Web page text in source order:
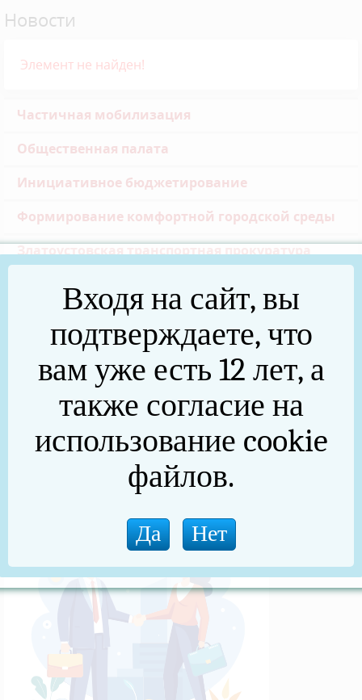
Новости
Элемент не найден!
Частичная мобилизация
Общественная палата
Инициативное бюджетирование
Формирование комфортной городской среды
Златоустовская транспортная прокуратура
Реальные дела (архив)
Национальные проекты
75 лет Победы в Великой Отечественной войне
(архив)
Новости прокуратуры
Входя на сайт, вы
подтверждаете, что
вам уже есть 12 лет, а
также согласие на
использование cookie
файлов.